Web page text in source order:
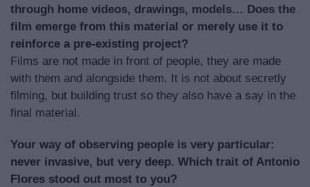
through home videos, drawings, models… Does the
film emerge from this material or merely use it to
reinforce a pre-existing project?
Films are not made in front of people, they are made
with them and alongside them. It is not about secretly
filming, but building trust so they also have a say in the
final material.
Your way of observing people is very particular:
never invasive, but very deep. Which trait of Antonio
Flores stood out most to you?